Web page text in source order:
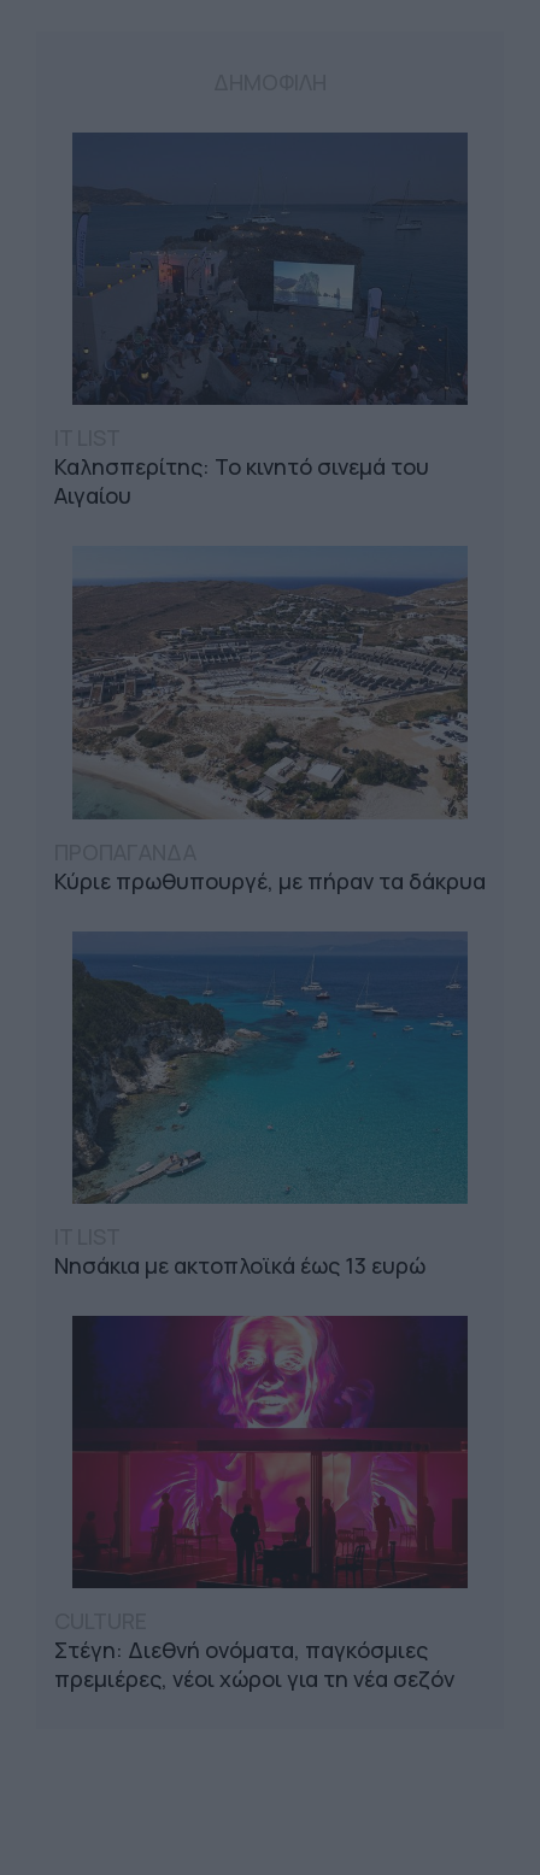
Καλησπερίτης: Το κινητό σινεμά του
Αιγαίου
Κύριε πρωθυπουργέ, με πήραν τα δάκρυα
Νησάκια με ακτοπλοϊκά έως 13 ευρώ
Στέγη: Διεθνή ονόματα, παγκόσμιες
πρεμιέρες, νέοι χώροι για τη νέα σεζόν